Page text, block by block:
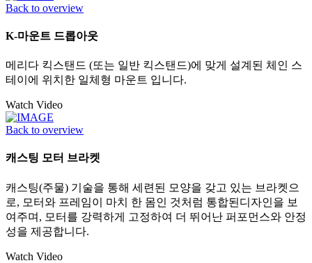
Back to overview
K-마운트 드롭아웃
메리다 킥스탠드 (또는 일반 킥스탠드)에 맞게 설계된 체인 스
테이에 위치한 일체형 마운트 입니다.
Watch Video
Back to overview
캐스팅 모터 브라켓
캐스팅(주물) 기술을 통해 세련된 모양을 갖고 있는 브라켓으
로, 모터와 프레임이 마치 한 몸인 것처럼 통합된디자인을 보
여주며, 모터를 강력하게 고정하여 더 뛰어난 퍼포먼스와 안정
성을 제공합니다.
Watch Video